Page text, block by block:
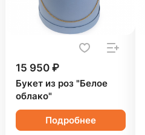
15 950 ₽
Букет из роз "Белое
облако"
Подробнее